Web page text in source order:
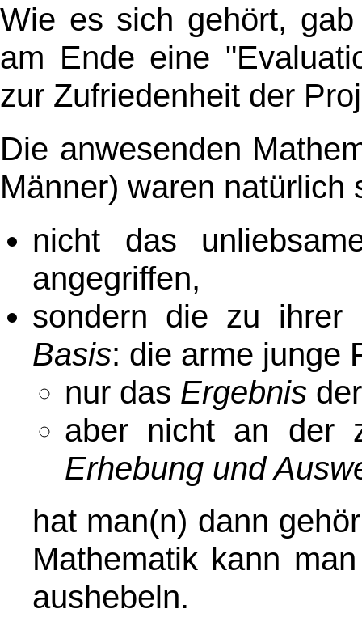
Wie es sich gehört,
am Ende eine
zur Zufriedenheit der
Die anwesenden
Männer) waren natürlich
nicht das
angegriffen,
sondern die zu
Basis: die arme junge
nur das Ergebnis
aber nicht an der
Erhebung und
hat man(n) dann
Mathematik kann
aushebeln.